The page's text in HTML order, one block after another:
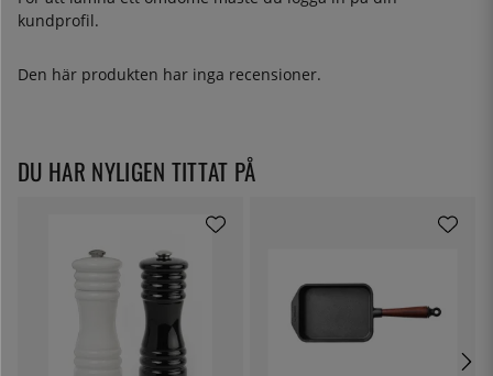
kundprofil.
Den här produkten har inga recensioner.
DU HAR NYLIGEN TITTAT PÅ